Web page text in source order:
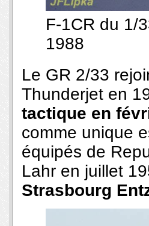
F-1CR du 1/
1988
Le GR 2/33
Thunderjet en
tactique en
comme unique
équipés de
Lahr en juillet
Strasbourg